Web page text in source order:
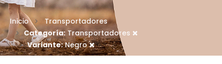
Inicio
Transportadores
Categoría: Transportadores
Variante:Negro